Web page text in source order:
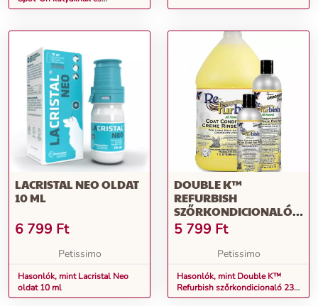
macskáknak 25 x 2 ml
LACRISTAL NEO OLDAT
10 ML
6 799 Ft
Petissimo
Hasonlók, mint Lacristal Neo
oldat 10 ml
DOUBLE K™
REFURBISH
SZŐRKONDICIONALÓ
236 ML
5 799 Ft
Petissimo
Hasonlók, mint Double K™
Refurbish szőrkondicionaló 236
ml